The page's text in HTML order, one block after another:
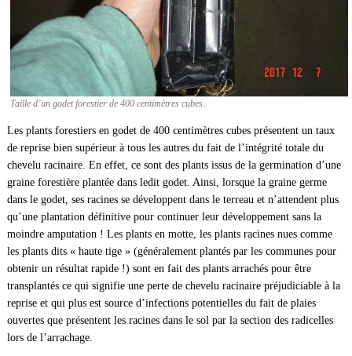
Taille d’un godet forestier de 400 centimètres cubes.
Les plants forestiers en godet de 400 centimètres cubes présentent un taux
de reprise bien supérieur à tous les autres du fait de l’intégrité totale du
chevelu racinaire. En effet, ce sont des plants issus de la germination d’une
graine forestière plantée dans ledit godet. Ainsi, lorsque la graine germe
dans le godet, ses racines se développent dans le terreau et n’attendent plus
qu’une plantation définitive pour continuer leur développement sans la
moindre amputation ! Les plants en motte, les plants racines nues comme
les plants dits « haute tige » (généralement plantés par les communes pour
obtenir un résultat rapide !) sont en fait des plants arrachés pour être
transplantés ce qui signifie une perte de chevelu racinaire préjudiciable à la
reprise et qui plus est source d’infections potentielles du fait de plaies
ouvertes que présentent les racines dans le sol par la section des radicelles
lors de l’arrachage.